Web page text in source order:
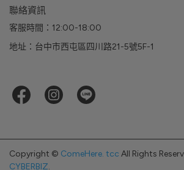
聯絡資訊
客服時間：12:00-18:00
地址：台中市西屯區四川路21-5號5F-1
Copyright © ComeHere. tcc All Rights
CYBERBIZ.